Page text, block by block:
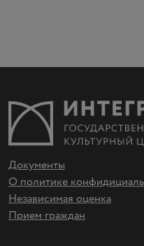
Документы
О политике
Независимая оценка
Прием граждан